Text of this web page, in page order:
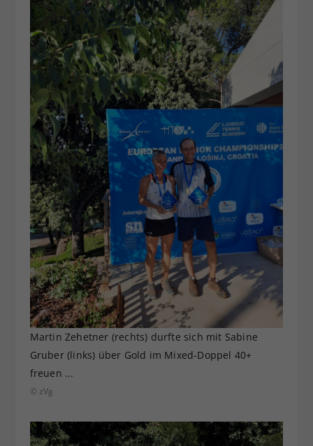
Martin Zehetner (rechts) durfte sich mit Sabine
Gruber (links) über Gold im Mixed-Doppel 40+
freuen ...
© zVg